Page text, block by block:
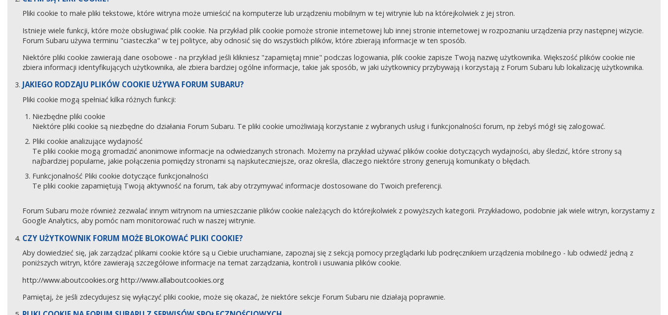
Pliki cookie to małe pliki tekstowe, które witryna może umieścić na komputerze lub urządzeniu mobilnym w tej witrynie lub na którejkolwiek z jej stron.
Istnieje wiele funkcji, które może obsługiwać plik cookie. Na przykład plik cookie pomoże stronie internetowej lub innej stronie internetowej w rozpoznaniu urządzenia przy następnej wizycie.
Forum Subaru używa terminu "ciasteczka" w tej polityce, aby odnosić się do wszystkich plików, które zbierają informacje w ten sposób.
Niektóre pliki cookie zawierają dane osobowe - na przykład jeśli klikniesz "zapamiętaj mnie" podczas logowania, plik cookie zapisze Twoją nazwę użytkownika. Większość plików cookie nie
zbiera informacji identyfikujących użytkownika, ale zbiera bardziej ogólne informacje, takie jak sposób, w jaki użytkownicy przybywają i korzystają z Forum Subaru lub lokalizację użytkownika.
JAKIEGO RODZAJU PLIKÓW COOKIE UŻYWA FORUM SUBARU?
Pliki cookie mogą spełniać kilka różnych funkcji:
Niezbędne pliki cookie
Niektóre pliki cookie są niezbędne do działania Forum Subaru. Te pliki cookie umożliwiają korzystanie z wybranych usług i funkcjonalności forum, np żebyś mógł się zalogować.
Pliki cookie analizujące wydajność
Te pliki cookie mogą gromadzić anonimowe informacje na odwiedzanych stronach. Możemy na przykład używać plików cookie dotyczących wydajności, aby śledzić, które strony są
najbardziej popularne, jakie połączenia pomiędzy stronami są najskuteczniejsze, oraz określa, dlaczego niektóre strony generują komunikaty o błędach.
Funkcjonalność Pliki cookie dotyczące funkcjonalności
Te pliki cookie zapamiętują Twoją aktywność na forum, tak aby otrzymywać informacje dostosowane do Twoich preferencji.
Forum Subaru może również zezwalać innym witrynom na umieszczanie plików cookie należących do którejkolwiek z powyższych kategorii. Przykładowo, podobnie jak wiele witryn, korzystamy z
Google Analytics, aby pomóc nam monitorować ruch w naszej witrynie.
CZY UŻYTKOWNIK FORUM MOŻE BLOKOWAĆ PLIKI COOKIE?
Aby dowiedzieć się, jak zarządzać plikami cookie które są u Ciebie uruchamiane, zapoznaj się z sekcją pomocy przeglądarki lub podręcznikiem urządzenia mobilnego - lub odwiedź jedną z
poniższych witryn, które zawierają szczegółowe informacje na temat zarządzania, kontroli i usuwania plików cookie.
http://www.aboutcookies.org http://www.allaboutcookies.org
Pamiętaj, że jeśli zdecydujesz się wyłączyć pliki cookie, może się okazać, że niektóre sekcje Forum Subaru nie działają poprawnie.